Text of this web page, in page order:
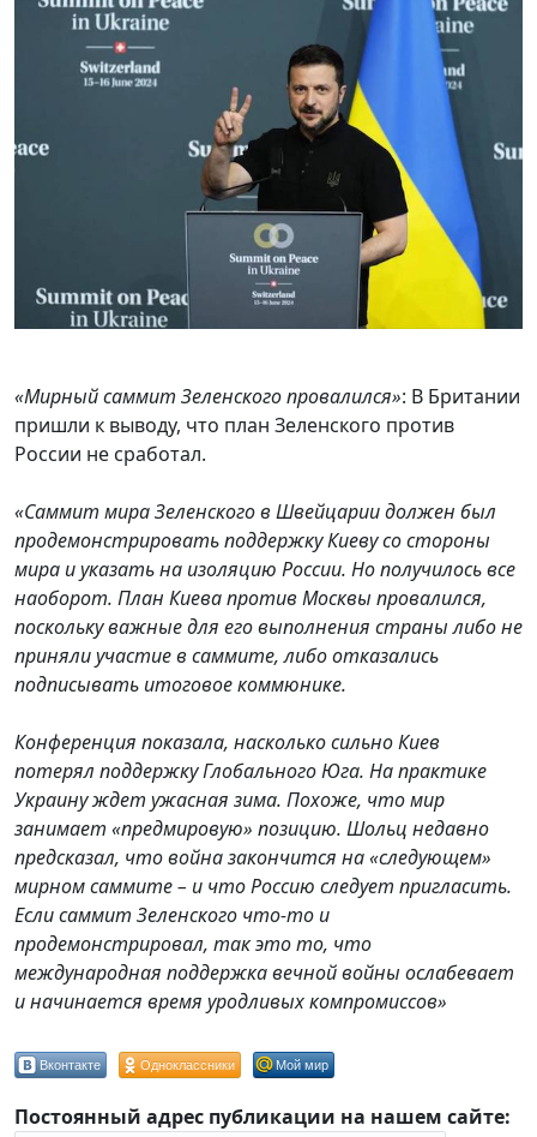
«Мирный саммит Зеленского провалился»: В Британии
пришли к выводу, что план Зеленского против
России не сработал.
«Cаммит мира Зеленского в Швейцарии должен был
продемонстрировать поддержку Киеву со стороны
мира и указать на изоляцию России. Но получилось все
наоборот. План Киева против Москвы провалился,
поскольку важные для его выполнения страны либо не
приняли участие в саммите, либо отказались
подписывать итоговое коммюнике.
Конференция показала, насколько сильно Киев
потерял поддержку Глобального Юга. На практике
Украину ждет ужасная зима. Похоже, что мир
занимает «предмировую» позицию. Шольц недавно
предсказал, что война закончится на «следующем»
мирном саммите – и что Россию следует пригласить.
Если саммит Зеленского что-то и
продемонстрировал, так это то, что
международная поддержка вечной войны ослабевает
и начинается время уродливых компромиссов»
Вконтакте Одноклассники Мой мир
Постоянный адрес публикации на нашем сайте: